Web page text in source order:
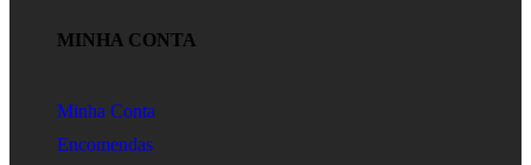
MINHA CONTA
Minha Conta
Encomendas